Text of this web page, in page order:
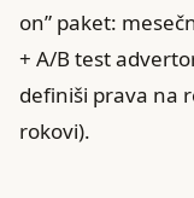
on” paket:
+ A/B test
definiši prava na
rokovi).